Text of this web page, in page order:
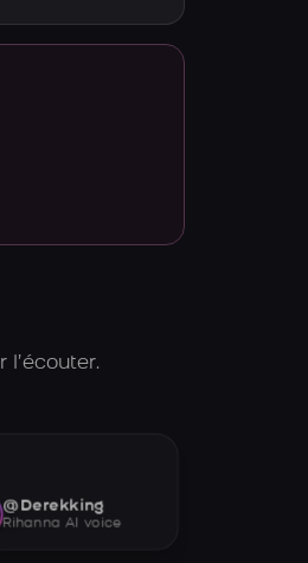
l’écouter.
@Derekking
Rihanna AI voice